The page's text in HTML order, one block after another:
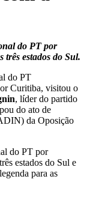
do PT por
três estados do Sul.
do PT
Curitiba, visitou o
, líder do partido
do ato de
da Oposição
do PT por
estados do Sul e
para as